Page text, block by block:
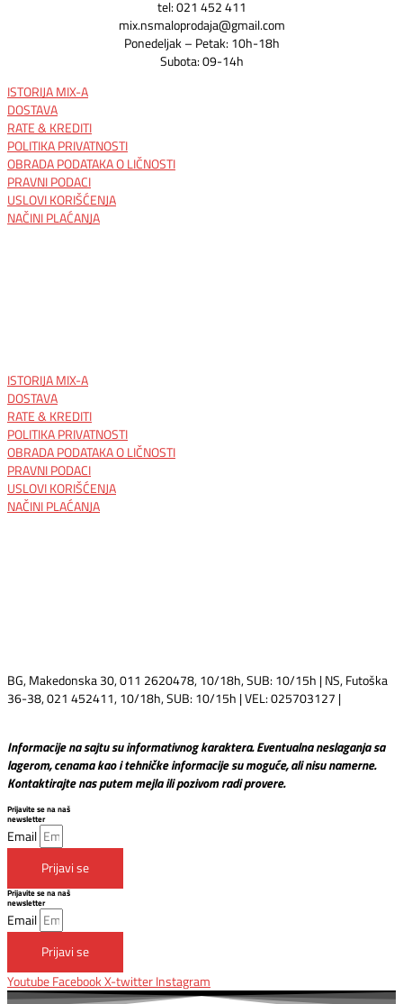
tel: 021 452 411
mix.nsmaloprodaja@gmail.com
Ponedeljak – Petak: 10h-18h
Subota: 09-14h
ISTORIJA MIX-A
DOSTAVA
RATE & KREDITI
POLITIKA PRIVATNOSTI
OBRADA PODATAKA O LIČNOSTI
PRAVNI PODACI
USLOVI KORIŠĆENJA
NAČINI PLAĆANJA
ISTORIJA MIX-A
DOSTAVA
RATE & KREDITI
POLITIKA PRIVATNOSTI
OBRADA PODATAKA O LIČNOSTI
PRAVNI PODACI
USLOVI KORIŠĆENJA
NAČINI PLAĆANJA
BG, Makedonska 30, 011 2620478, 10/18h, SUB: 10/15h | NS, Futoška
36-38, 021 452411, 10/18h, SUB: 10/15h | VEL: 025703127 |
Informacije na sajtu su informativnog karaktera. Eventualna neslaganja sa
lagerom, cenama kao i tehničke informacije su moguće, ali nisu namerne.
Kontaktirajte nas putem mejla ili pozivom radi provere.
Prijavite se na naš
newsletter
Email
Prijavi se
Prijavite se na naš
newsletter
Email
Prijavi se
Youtube FacebookX-twitter Instagram